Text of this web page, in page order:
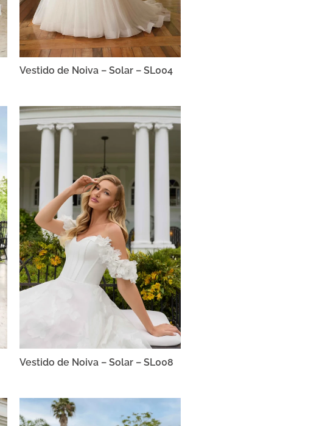
Vestido de Noiva – Solar – SL004
Vestido de Noiva – Solar – SL008